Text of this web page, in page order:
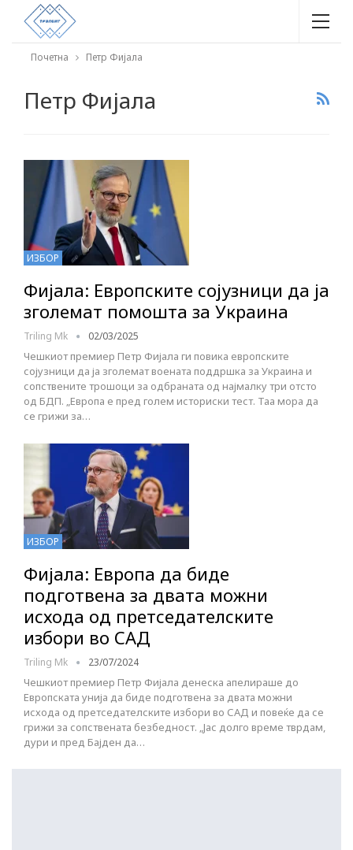
Почетна Петр Фијала
Петр Фијала
ИЗБОР
Фијала: Европските сојузници да ја
зголемат помошта за Украина
Triling Mk 02/03/2025
Чешкиот премиер Петр Фијала ги повика европските
сојузници да ја зголемат воената поддршка за Украина и
сопствените трошоци за одбраната од најмалку три отсто
од БДП. „Европа е пред голем историски тест. Таа мора да
се грижи за…
ИЗБОР
Фијала: Европа да биде
подготвена за двата можни
исхода од претседателските
избори во САД
Triling Mk 23/07/2024
Чешкиот премиер Петр Фијала денеска апелираше до
Европската унија да биде подготвена за двата можни
исхода од претседателските избори во САД и повеќе да се
грижи за сопствената безбедност. „Јас долго време тврдам,
дури и пред Бајден да…